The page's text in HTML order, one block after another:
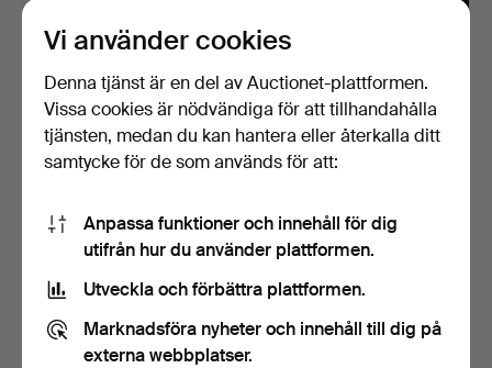
ANDERS PEHRSON.
Taklampa, "Supertuben",
Klubbades 24 jul 2026
1 bud
GUNNAR CYRÉN.
Ljusstakar, ett par, "Sofier…
Klubbades 17 jul 2026
3 bud
Vi använder cookies
Denna tjänst är en del av Auctionet-plattformen.
Vissa cookies är nödvändiga för att tillhandahålla
tjänsten, medan du kan hantera eller återkalla ditt
samtycke för de som används för att:
Anpassa funktioner och innehåll för dig
utifrån hur du använder plattformen.
Utveckla och förbättra plattformen.
Marknadsföra nyheter och innehåll till dig på
externa webbplatser.